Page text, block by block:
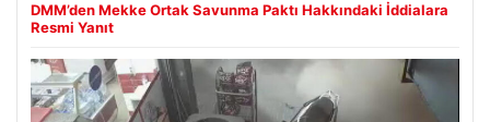
DMM’den Mekke Ortak Savunma Paktı Hakkındaki İddialara
Resmi Yanıt